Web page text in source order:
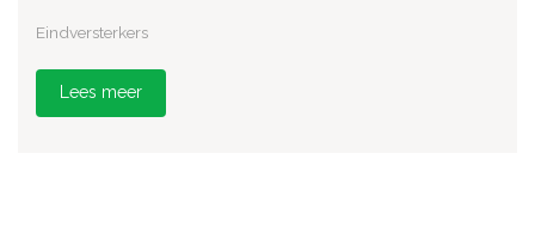
Eindversterkers
Lees meer